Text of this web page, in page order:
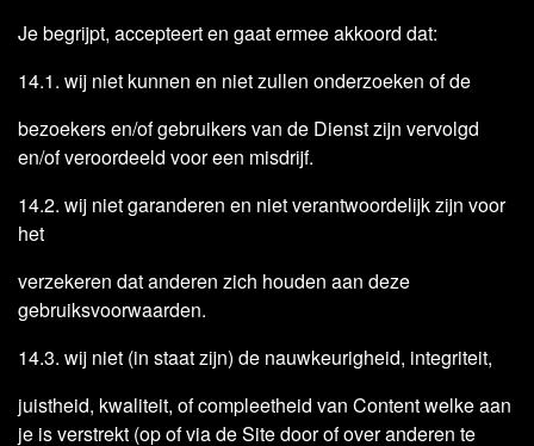
Je begrijpt, accepteert en gaat ermee akkoord dat:
14.1. wij niet kunnen en niet zullen onderzoeken of de
bezoekers en/of gebruikers van de Dienst zijn vervolgd
en/of veroordeeld voor een misdrijf.
14.2. wij niet garanderen en niet verantwoordelijk zijn voor
het
verzekeren dat anderen zich houden aan deze
gebruiksvoorwaarden.
14.3. wij niet (in staat zijn) de nauwkeurigheid, integriteit,
juistheid, kwaliteit, of compleetheid van Content welke aan
je is verstrekt (op of via de Site door of over anderen te